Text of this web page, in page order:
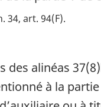
34, art. 94(F)
des alinéas
à la